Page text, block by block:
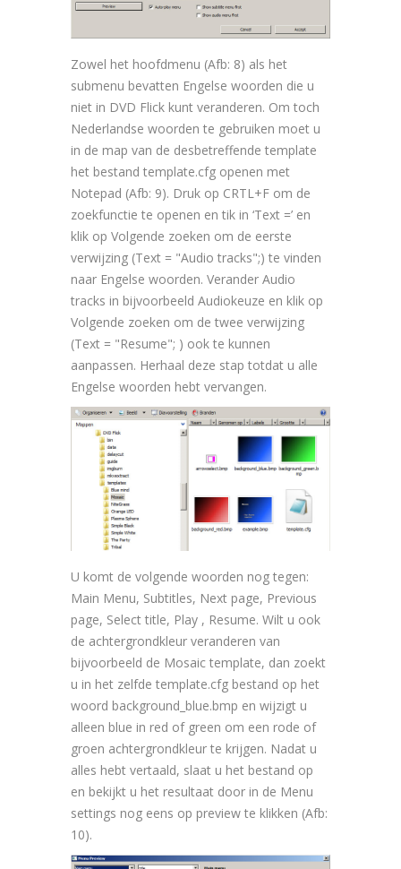
Zowel het hoofdmenu (Afb: 8) als het
submenu bevatten Engelse woorden die u
niet in DVD Flick kunt veranderen. Om toch
Nederlandse woorden te gebruiken moet u
in de map van de desbetreffende template
het bestand template.cfg openen met
Notepad (Afb: 9). Druk op CRTL+F om de
zoekfunctie te openen en tik in ‘Text =’ en
klik op Volgende zoeken om de eerste
verwijzing (Text = "Audio tracks";) te vinden
naar Engelse woorden. Verander Audio
tracks in bijvoorbeeld Audiokeuze en klik op
Volgende zoeken om de twee verwijzing
(Text = "Resume"; ) ook te kunnen
aanpassen. Herhaal deze stap totdat u alle
Engelse woorden hebt vervangen.
U komt de volgende woorden nog tegen:
Main Menu, Subtitles, Next page, Previous
page, Select title, Play , Resume. Wilt u ook
de achtergrondkleur veranderen van
bijvoorbeeld de Mosaic template, dan zoekt
u in het zelfde template.cfg bestand op het
woord background_blue.bmp en wijzigt u
alleen blue in red of green om een rode of
groen achtergrondkleur te krijgen. Nadat u
alles hebt vertaald, slaat u het bestand op
en bekijkt u het resultaat door in de Menu
settings nog eens op preview te klikken (Afb:
10).